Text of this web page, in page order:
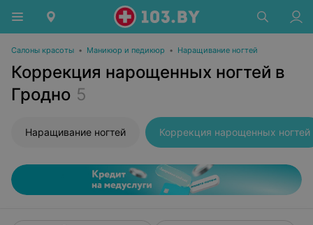
Салоны красоты • Маникюр и педикюр • Наращивание ногтей
Коррекция нарощенных ногтей в
Гродно 5
Наращивание ногтей Коррекция нарощенных ногтей